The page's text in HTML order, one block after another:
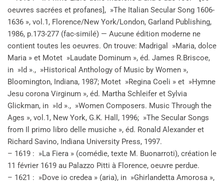
oeuvres sacrées et profanes], »The Italian Secular Song 1606-
1636 », vol.1, Florence/New York/London, Garland Publishing,
1986, p.173-277 (fac-similé) — Aucune édition moderne ne
contient toutes les oeuvres. On trouve: Madrigal »Maria, dolce
Maria » et Motet »Laudate Dominum », éd. James R.Briscoe,
in »Id »., »Historical Anthology of Music by Women »,
Bloomington, Indiana, 1987; Motet »Regina Coeli » et »Hymne
Jesu corona Virginum », éd. Martha Schleifer et Sylvia
Glickman, in »Id »., »Women Composers. Music Through the
Ages », vol.1, New York, G.K. Hall, 1996; »The Secular Songs
from Il primo libro delle musiche », éd. Ronald Alexander et
Richard Savino, Indiana University Press, 1997.
– 1619 : »La Fiera » (comédie, texte M. Buonarroti), création le
11 février 1619 au Palazzo Pitti à Florence, oeuvre perdue.
– 1621 : »Dove io credea » (aria), in »Ghirlandetta Amorosa »,